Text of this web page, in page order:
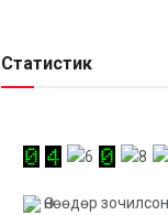
Статистик
Өнөөдөр